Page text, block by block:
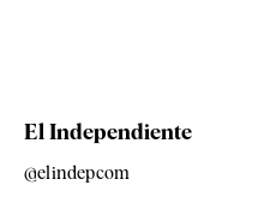
El Independiente
@elindepcom